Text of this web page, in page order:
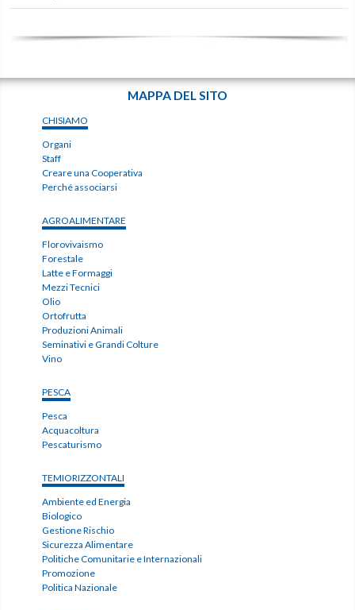
MAPPA DEL SITO
CHISIAMO
Organi
Staff
Creare una Cooperativa
Perché associarsi
AGROALIMENTARE
Florovivaismo
Forestale
Latte e Formaggi
Mezzi Tecnici
Olio
Ortofrutta
Produzioni Animali
Seminativi e Grandi Colture
Vino
PESCA
Pesca
Acquacoltura
Pescaturismo
TEMIORIZZONTALI
Ambiente ed Energia
Biologico
Gestione Rischio
Sicurezza Alimentare
Politiche Comunitarie e Internazionali
Promozione
Politica Nazionale